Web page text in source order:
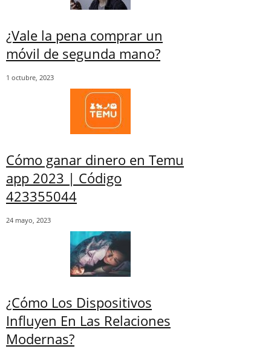
¿Vale la pena comprar un
móvil de segunda mano?
1 octubre, 2023
Cómo ganar dinero en Temu
app 2023 | Código
423355044
24 mayo, 2023
¿Cómo Los Dispositivos
Influyen En Las Relaciones
Modernas?